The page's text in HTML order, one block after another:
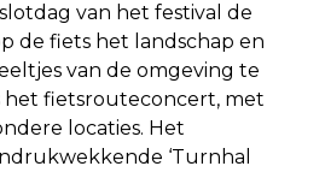
van het festival de
de fiets het landschap en
van de omgeving te
fietsrouteconcert, met
locaties. Het
‘Turnhal